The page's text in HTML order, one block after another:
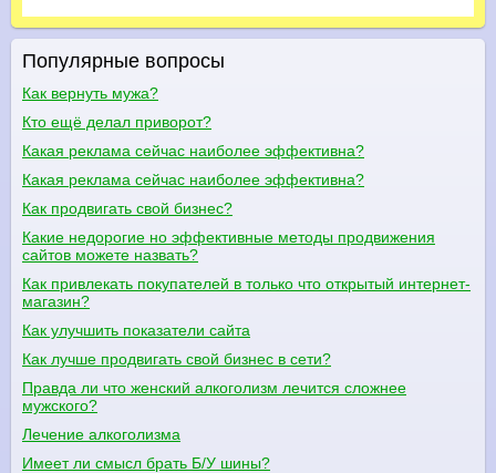
Популярные вопросы
Как вернуть мужа?
Кто ещё делал приворот?
Какая реклама сейчас наиболее эффективна?
Какая реклама сейчас наиболее эффективна?
Как продвигать свой бизнес?
Какие недорогие но эффективные методы продвижения
сайтов можете назвать?
Как привлекать покупателей в только что открытый интернет-
магазин?
Как улучшить показатели сайта
Как лучше продвигать свой бизнес в сети?
Правда ли что женский алкоголизм лечится сложнее
мужского?
Лечение алкоголизма
Имеет ли смысл брать Б/У шины?